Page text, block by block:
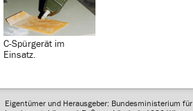
C-Spürgerät im
Einsatz.
Eigentümer und Herausgeber: Bundesministerium für